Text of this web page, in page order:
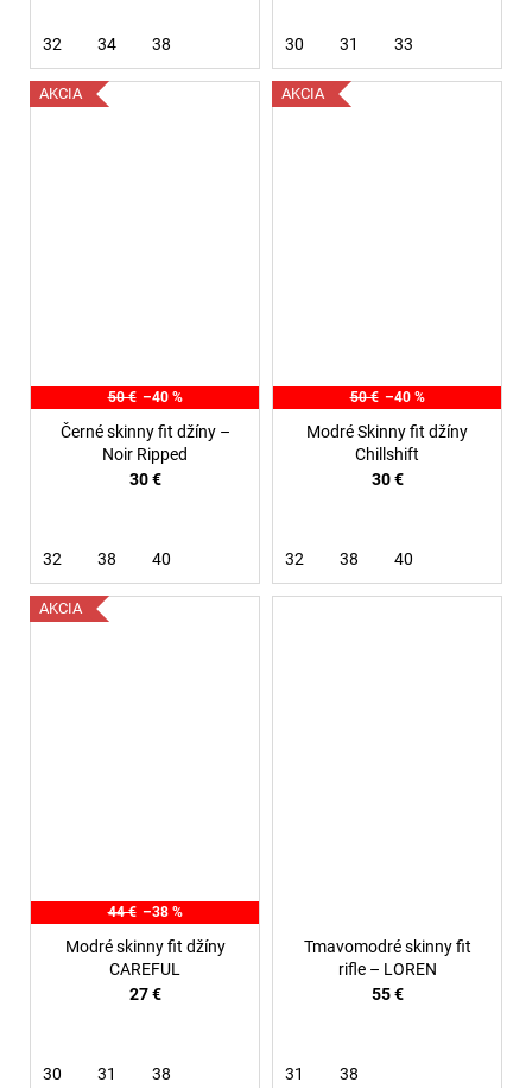
32 34 38 30 31 33
AKCIA
50 € –40 %
Černé skinny fit džíny –
Noir Ripped
30 €
32 38 40
AKCIA
50 € –40 %
Modré Skinny fit džíny
Chillshift
30 €
32 38 40
AKCIA
44 € –38 %
Modré skinny fit džíny
CAREFUL
27 €
30 31 38
Tmavomodré skinny fit
rifle – LOREN
55 €
31 38